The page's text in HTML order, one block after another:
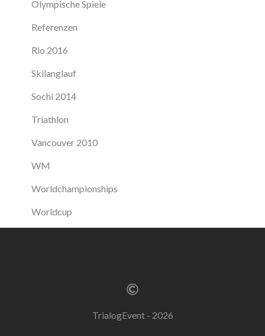
Olympische Spiele
Referenzen
Rio 2016
Skilanglauf
Sochi 2014
Triathlon
Vancouver 2010
WM
Worldchampionships
Worldcup
TrialogEvent - 2026